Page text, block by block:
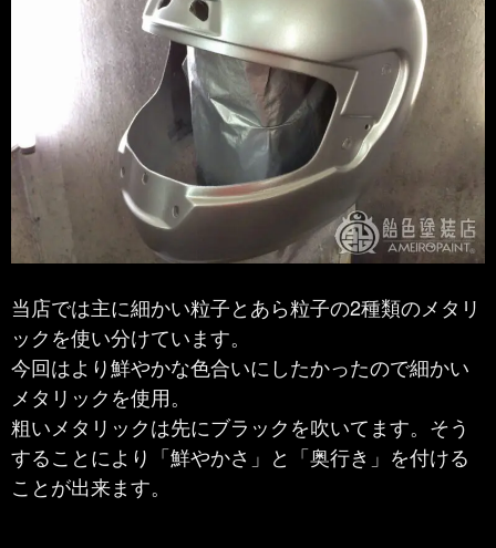
当店では主に細かい粒子とあら粒子の2種類のメタリ
ックを使い分けています。
今回はより鮮やかな色合いにしたかったので細かい
メタリックを使用。
粗いメタリックは先にブラックを吹いてます。そう
することにより「鮮やかさ」と「奥行き」を付ける
ことが出来ます。